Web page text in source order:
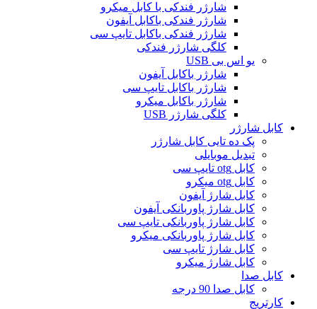
شارژر فندکی با کابل میکرو
شارژر فندکی باکابل آیفون
شارژر فندکی باکابل تایپ سی
کلگی شارژر فندکی
یو اس بی USB
شارژر باکابل آیفون
شارژر باکابل تایپ سی
شارژر باکابل میکرو
کلگی شارژر USB
کابل شارژر
پک ده تایی کابل شارژر
تبدیل موبایلی
کابل otg تایپ سی
کابل otg میکرو
کابل شارژ آیفون
کابل شارژ پاوربانکی آیفون
کابل شارژ پاوربانکی تایپ سی
کابل شارژ پاوربانکی میکرو
کابل شارژ تایپ سی
کابل شارژ میکرو
کابل صدا
کابل صدا 90 درجه
کارتریج